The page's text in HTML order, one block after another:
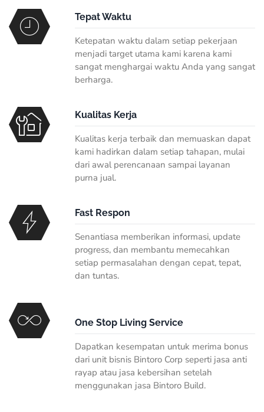
Tepat Waktu
Ketepatan waktu dalam setiap pekerjaan
menjadi target utama kami karena kami
sangat menghargai waktu Anda yang sangat
berharga.
Kualitas Kerja
Kualitas kerja terbaik dan memuaskan dapat
kami hadirkan dalam setiap tahapan, mulai
dari awal perencanaan sampai layanan
purna jual.
Fast Respon
Senantiasa memberikan informasi, update
progress, dan membantu memecahkan
setiap permasalahan dengan cepat, tepat,
dan tuntas.
One Stop Living Service
Dapatkan kesempatan untuk merima bonus
dari unit bisnis Bintoro Corp seperti jasa anti
rayap atau jasa kebersihan setelah
menggunakan jasa Bintoro Build.